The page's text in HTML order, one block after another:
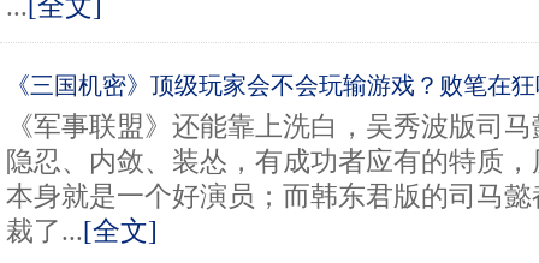
... [全文]
《三国机密》顶级玩家会不会玩输游戏？败笔在
《军事联盟》还能靠上洗白，吴秀波版司
隐忍、内敛、装怂，有成功者应有的特质
本身就是一个好演员；而韩东君版的司马
裁了...[全文]